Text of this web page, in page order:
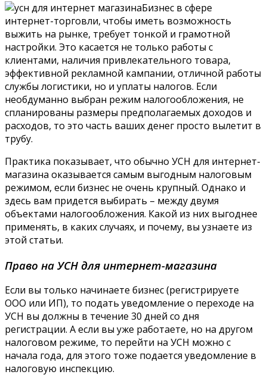
Бизнес в сфере
интернет-торговли, чтобы иметь возможность
выжить на рынке, требует тонкой и грамотной
настройки. Это касается не только работы с
клиентами, наличия привлекательного товара,
эффективной рекламной кампании, отличной работы
службы логистики, но и уплаты налогов. Если
необдуманно выбран режим налогообложения, не
спланированы размеры предполагаемых доходов и
расходов, то это часть ваших денег просто вылетит в
трубу.
Практика показывает, что обычно УСН для интернет-
магазина оказывается самым выгодным налоговым
режимом, если бизнес не очень крупный. Однако и
здесь вам придется выбирать – между двумя
объектами налогообложения. Какой из них выгоднее
применять, в каких случаях, и почему, вы узнаете из
этой статьи.
Право на УСН для интернет-магазина
Если вы только начинаете бизнес (регистрируете
ООО или ИП), то подать уведомление о переходе на
УСН вы должны в течение 30 дней со дня
регистрации. А если вы уже работаете, но на другом
налоговом режиме, то перейти на УСН можно с
начала года, для этого тоже подается уведомление в
налоговую инспекцию.